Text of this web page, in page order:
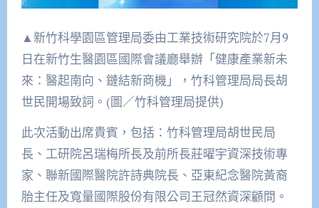
▲新竹科學園區管理局委由工業技術研究院於7月9
日在新竹生醫園區國際會議廳舉辦「健康產業新未
來：醫起南向、鏈結新商機」，竹科管理局局長胡
世民開場致詞。(圖／竹科管理局提供)
此次活動出席貴賓，包括：竹科管理局胡世民局
長、工研院呂瑞梅所長及前所長莊曜宇資深技術專
家、聯新國際醫院許詩典院長、亞東紀念醫院黃裔
胎主任及寬量國際股份有限公司王冠然資深顧問。